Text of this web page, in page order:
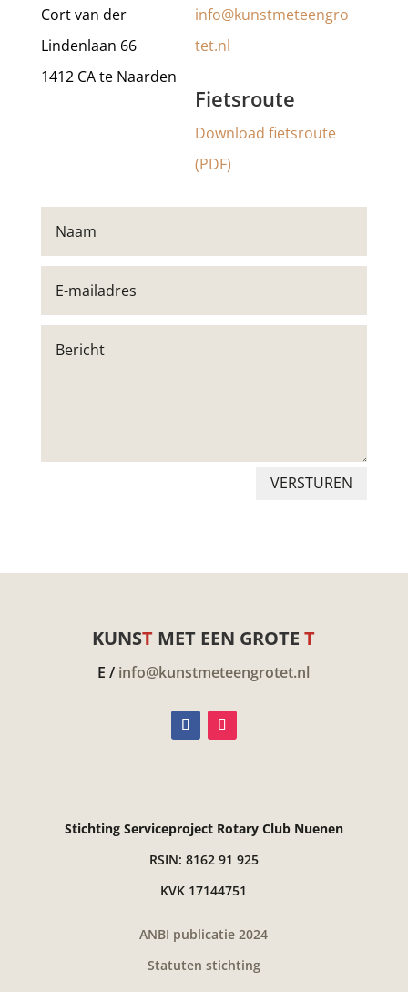
Cort van der
Lindenlaan 66
1412 CA te Naarden
info@kunstmeteengro
tet.nl
Fietsroute
Download fietsroute
(PDF)
VERSTUREN
KUNST MET EEN GROTET
E / info@kunstmeteengrotet.nl
Stichting Serviceproject Rotary Club Nuenen
RSIN: 8162 91 925
KVK 17144751
ANBI publicatie 2024
Statuten stichting